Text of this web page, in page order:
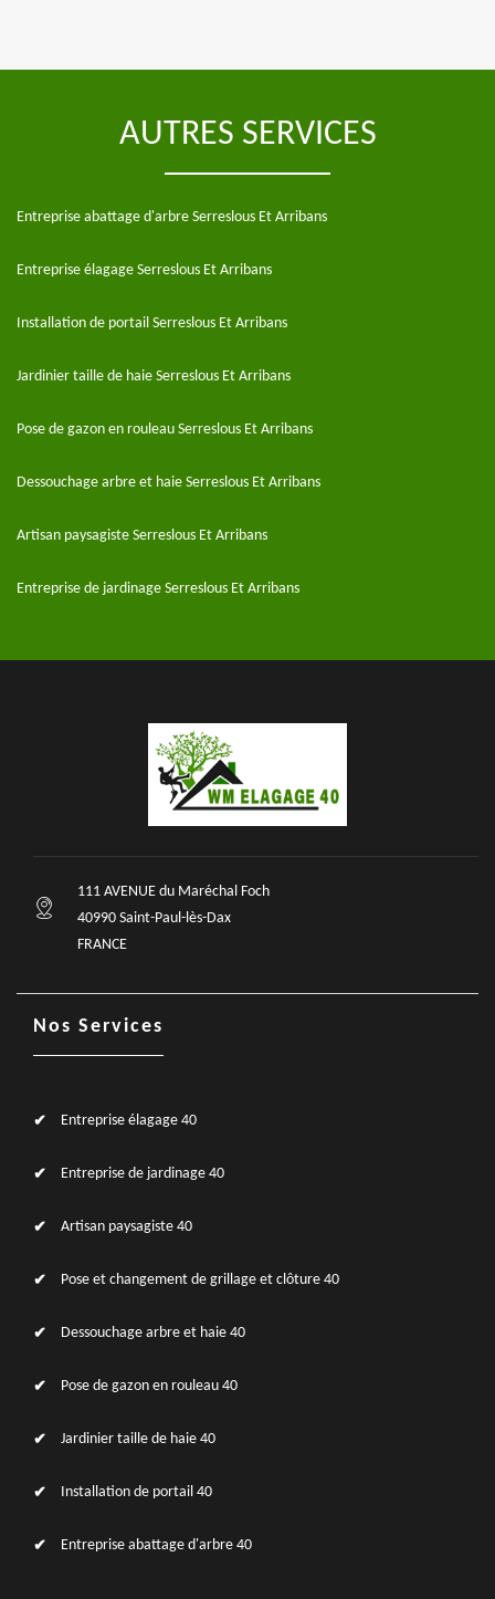
AUTRES SERVICES
Entreprise abattage d'arbre Serreslous Et Arribans
Entreprise élagage Serreslous Et Arribans
Installation de portail Serreslous Et Arribans
Jardinier taille de haie Serreslous Et Arribans
Pose de gazon en rouleau Serreslous Et Arribans
Dessouchage arbre et haie Serreslous Et Arribans
Artisan paysagiste Serreslous Et Arribans
Entreprise de jardinage Serreslous Et Arribans
111 AVENUE du Maréchal Foch
40990 Saint-Paul-lès-Dax
FRANCE
Nos Services
Entreprise élagage 40
Entreprise de jardinage 40
Artisan paysagiste 40
Pose et changement de grillage et clôture 40
Dessouchage arbre et haie 40
Pose de gazon en rouleau 40
Jardinier taille de haie 40
Installation de portail 40
Entreprise abattage d'arbre 40